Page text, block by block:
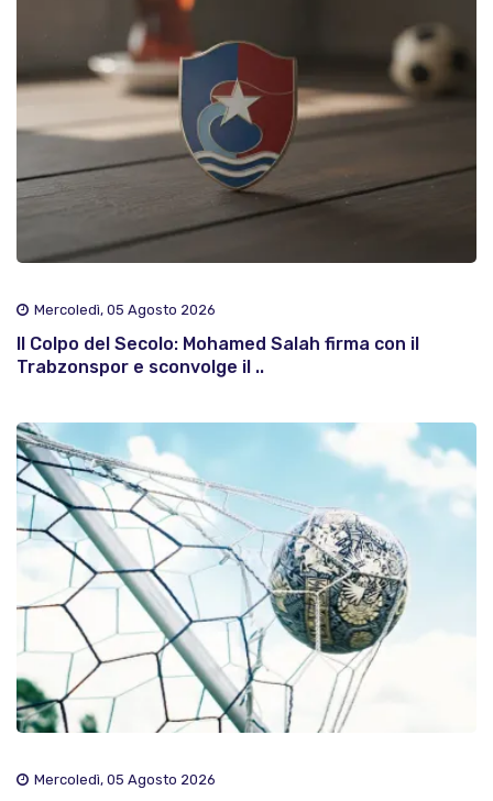
Mercoledì, 05 Agosto 2026
Il Colpo del Secolo: Mohamed Salah firma con il
Trabzonspor e sconvolge il ..
Mercoledì, 05 Agosto 2026